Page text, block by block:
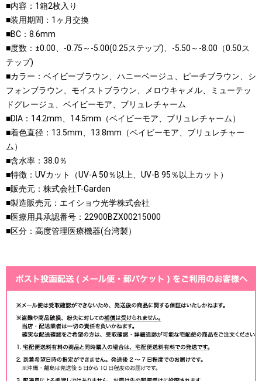
■内容：1箱2枚入り
■装用期間：1ヶ月交換
■BC：8.6mm
■度数：±0.00、-0.75～-5.00(0.25ステップ)、-5.50～-8.00（0.50ス
テップ)
■カラー：ベイビーブラウン、ハニーベージュ、ピーチブラウン、シ
フォンブラウン、モイストブラウン、メロウキャメル、ミューテッ
ドグレージュ、ベイビーモア、ブリュレチャーム
■DIA：14.2mm、14.5mm（ベイビーモア、ブリュレチャーム）
■着色直径：13.5mm、13.8mm（ベイビーモア、ブリュレチャー
ム）
■含水率：38.0％
■特徴：UVカット（UV-A 50％以上、UV-B 95％以上カット）
■販売元：株式会社T-Garden
■製造販売元：エイショウ光学株式会社
■医療用具承認番号：22900BZX00215000
■区分：高度管理医療機器(台湾製）